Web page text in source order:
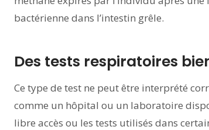
bactérienne dans l’intestin grêle.
Des tests respiratoires
Ce type de test ne peut être interprété
comme un hôpital ou un laboratoire
libre accès ou les tests utilisés dans